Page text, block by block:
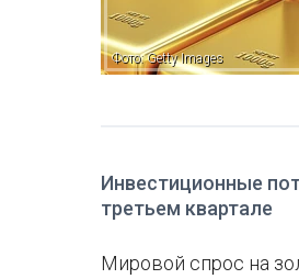
Фото: Getty Images
Инвестиционные
третьем квартале
Мировой спрос на